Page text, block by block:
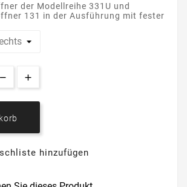
der Modellreihe 331U und
131 in der Ausführung mit fester
hinzufügen